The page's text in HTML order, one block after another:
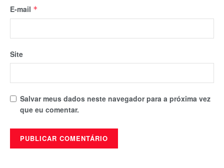
E-mail *
Site
Salvar meus dados neste navegador para a próxima vez
que eu comentar.